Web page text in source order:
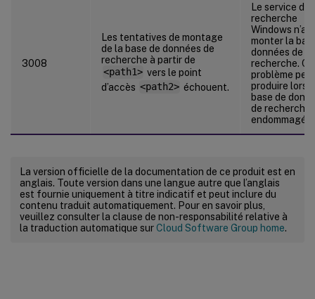
3008
Les tentatives de montage
de la base de données de
recherche à partir de
<path1> vers le point
d’accès <path2> échouent.
Le service de
recherche
Windows n’a
monter la
données de
recherche. Ce
problème
produire
base de
de recherche
endommagée.
La version officielle de la documentation de ce produit est en
anglais. Toute version dans une langue autre que l’anglais
est fournie uniquement à titre indicatif et peut inclure du
contenu traduit automatiquement. Pour en savoir plus,
veuillez consulter la clause de non-responsabilité relative à
la traduction automatique surCloud Software Group home.